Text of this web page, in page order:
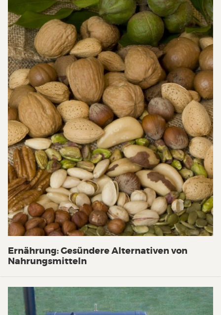
Ernährung: Gesündere Alternativen von
Nahrungsmitteln